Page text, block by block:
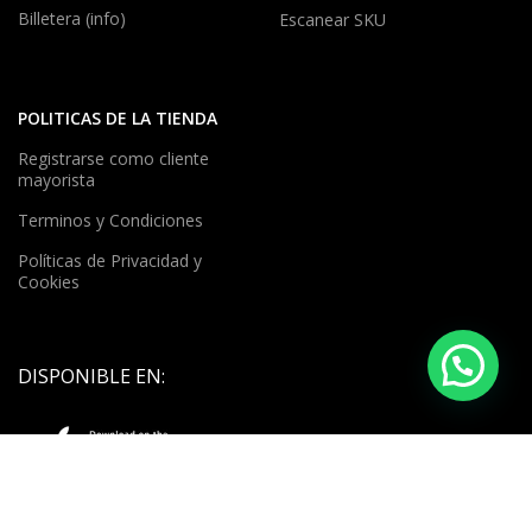
Billetera (info)
Escanear SKU
POLITICAS DE LA TIENDA
Registrarse como cliente
mayorista
Terminos y Condiciones
Políticas de Privacidad y
Cookies
DISPONIBLE EN: